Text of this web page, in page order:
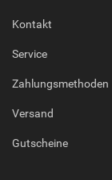
Kontakt
Service
Zahlungsmethoden
Versand
Gutscheine